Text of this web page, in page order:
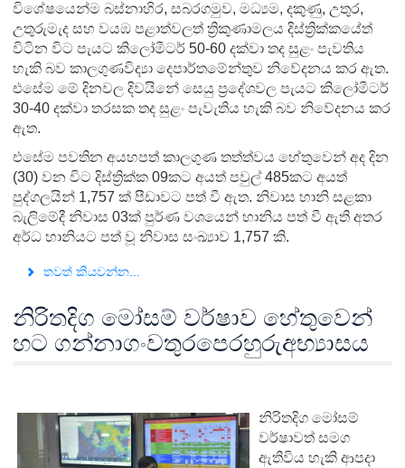
විශේෂයෙන්ම බස්නාහිර, සබරගමුව, මධ්‍යම, දකුණු, උතුර,
උතුරුමැද සහ වයඹ පළාත්වලත් ත්‍රිකුණාමලය දිස්ත්‍රික්කයේත්
විටින විට පැයට කිලෝමීටර් 50-60 දක්වා තද සුළං පැවතිය
හැකි බව කාලගුණවිද්‍යා දෙපාර්තමේන්තුව නිවේදනය කර ඇත.
එසේම මේ දිනවල දිවයිනේ සෙයු ප්‍රදේශවල පැයට කිලෝමීටර්
30-40 දක්වා තරසක තද සුළං පැවැතිය හැකි බව නිවේදනය කර
ඇත.
එසේම පවතින අයහපත් කාලගුණ තත්ත්වය හේතුවෙන් අද දින
(30) වන විට දිස්ත්‍රික්ක 09කට අයත් පවුල් 485කට අයත්
පුද්ගලයින් 1,757 ක් පීඩාවට පත් වී ඇත. නිවාස හානි සළකා
බැලිමේදී නිවාස 03ක් පුර්ණ වශයෙන් හානිය පත් වී ඇති අතර
අර්ධ හානියට පත් වූ නිවාස සංඛ්‍යාව 1,757 කි.
තවත් කියවන්න...
නිරිතදිග මෝසම් වර්ෂාව හේතුවෙන්
හට ගන්නාගංවතුරපෙරහුරුඅභ්‍යාසය
නිරිතදිග මෝසම්
වර්ෂාවත් සමග
ඇතිවිය හැකි ආපදා